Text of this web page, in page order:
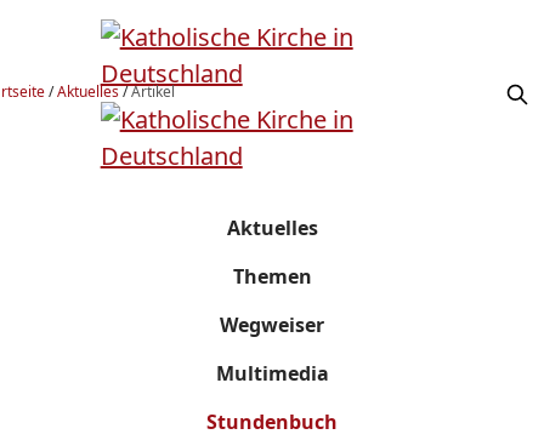
/Aktuelles/Artikel
Aktuelles
Themen
Wegweiser
Multimedia
Stundenbuch